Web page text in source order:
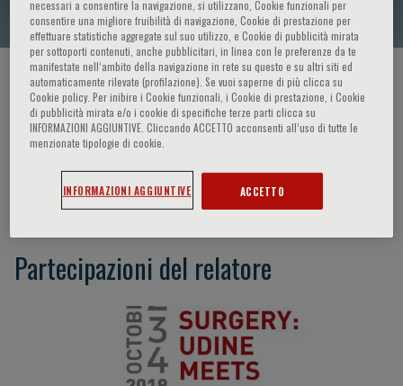
HOME PAGE / CORSI ED EVENTI / RELATORE
Paolo Geraci
Partecipazioni del relatore
necessari a consentire la navigazione, si utilizzano, Cookie funzionali per
consentire una migliore fruibilità di navigazione, Cookie di prestazione per
effettuare statistiche aggregate sul suo utilizzo, e Cookie di pubblicità mirata
per sottoporti contenuti, anche pubblicitari, in linea con le preferenze da te
manifestate nell‘ambito della navigazione in rete su questo e su altri siti ed
automaticamente rilevate (profilazione). Se vuoi saperne di più clicca su
Cookie policy. Per inibire i Cookie funzionali, i Cookie di prestazione, i Cookie
di pubblicità mirata e/o i cookie di specifiche terze parti clicca su
INFORMAZIONI AGGIUNTIVE. Cliccando ACCETTO acconsenti all’uso di tutte le
menzionate tipologie di cookie.
INFORMAZIONI AGGIUNTIVE ACCETTO